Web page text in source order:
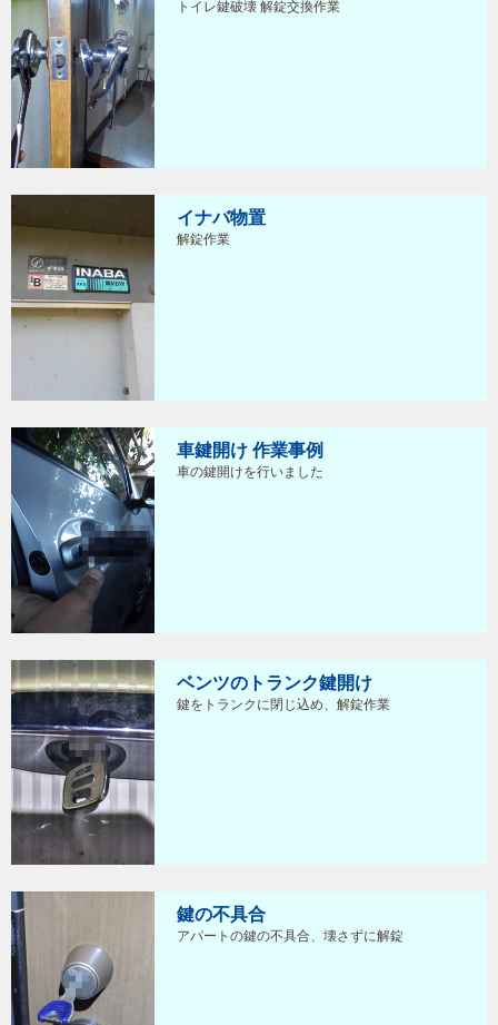
トイレ鍵破壊 解錠交換作業
イナバ物置
解錠作業
車鍵開け 作業事例
車の鍵開けを行いました
ベンツのトランク鍵開け
鍵をトランクに閉じ込め、解錠作業
鍵の不具合
アパートの鍵の不具合、壊さずに解錠